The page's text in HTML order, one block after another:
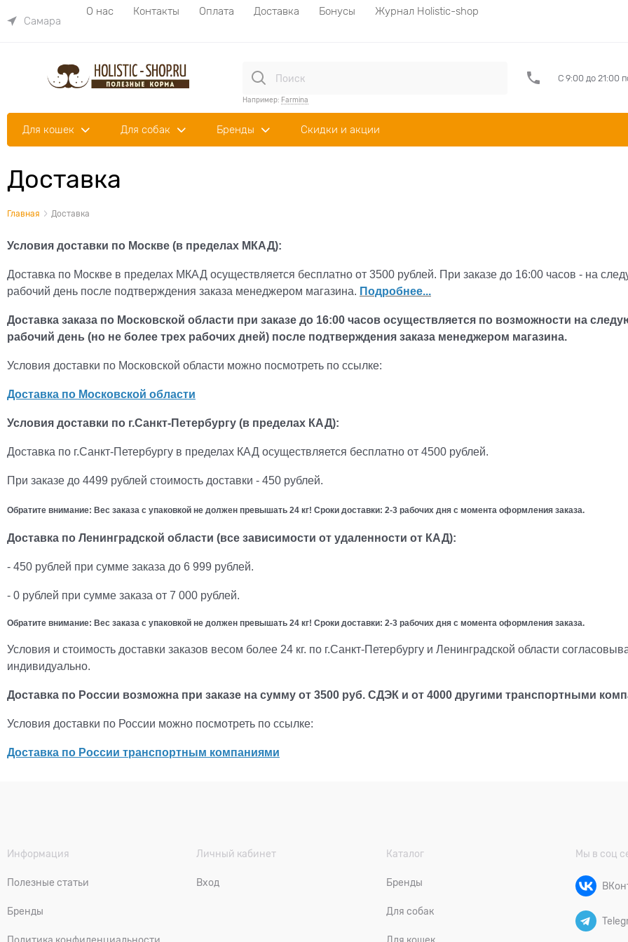
Самара
О нас Контакты Оплата Доставка Бонусы
Журнал Holistic-shop
Например: Farmina
С 9:00 до 21:00
Для кошек Для собак Бренды Скидки и акции
Доставка
Главная Доставка
Условия доставки по Москве (в пределах МКАД):
Доставка по Москве в пределах МКАД осуществляется бесплатно от 3500 рублей. При заказе до 16:00 часов - на
рабочий день после подтверждения заказа менеджером магазина. Подробнее...
Доставка заказа по Московской области при заказе до 16:00 часов осуществляется по возможности на
рабочий день (но не более трех рабочих дней) после подтверждения заказа менеджером магазина.
Условия доставки по Московской области можно посмотреть по ссылке:
Доставка по Московской области
Условия доставки по г.Санкт-Петербургу (в пределах КАД):
Доставка по г.Санкт-Петербургу в пределах КАД осуществляется бесплатно от 4500 рублей.
При заказе до 4499 рублей стоимость доставки - 450 рублей.
Обратите внимание: Вес заказа с упаковкой не должен превышать 24 кг! Сроки доставки: 2-3 рабочих дня с момента оформления заказа.
Доставка по Ленинградской области (все зависимости от удаленности от КАД):
- 450 рублей при сумме заказа до 6 999 рублей.
- 0 рублей при сумме заказа от 7 000 рублей.
Обратите внимание: Вес заказа с упаковкой не должен превышать 24 кг! Сроки доставки: 2-3 рабочих дня с момента оформления заказа.
Условия и стоимость доставки заказов весом более 24 кг. по г.Санкт-Петербургу и Ленинградской области
индивидуально.
Доставка по России возможна при заказе на сумму от 3500 руб. СДЭК и от 4000 другими транспортными
Условия доставки по России можно посмотреть по ссылке:
Доставка по России транспортным компаниями
Информация
Полезные статьи
Бренды
Личный кабинет
Вход
Каталог
Бренды
Для собак
Мы в соц